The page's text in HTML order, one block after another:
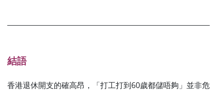
結語
香港退休開支的確高昂，「打工打到60歲都儲唔夠」並非危